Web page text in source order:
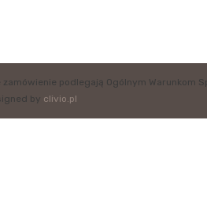
podlegają Ogólnym Warunkom
by clivio.pl